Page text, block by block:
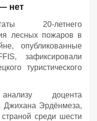
нет
20-летнего
лесных пожаров в
опубликованные
зафиксировали
туристического
доцента
Джихана Эрдёнмеза,
среди шести